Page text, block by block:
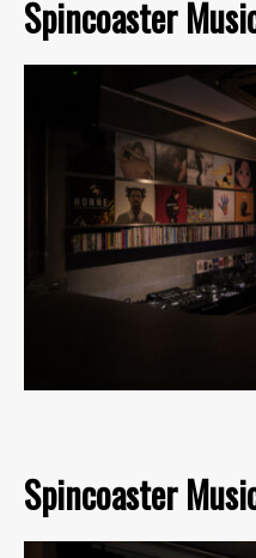
Spincoaster
Spincoaster